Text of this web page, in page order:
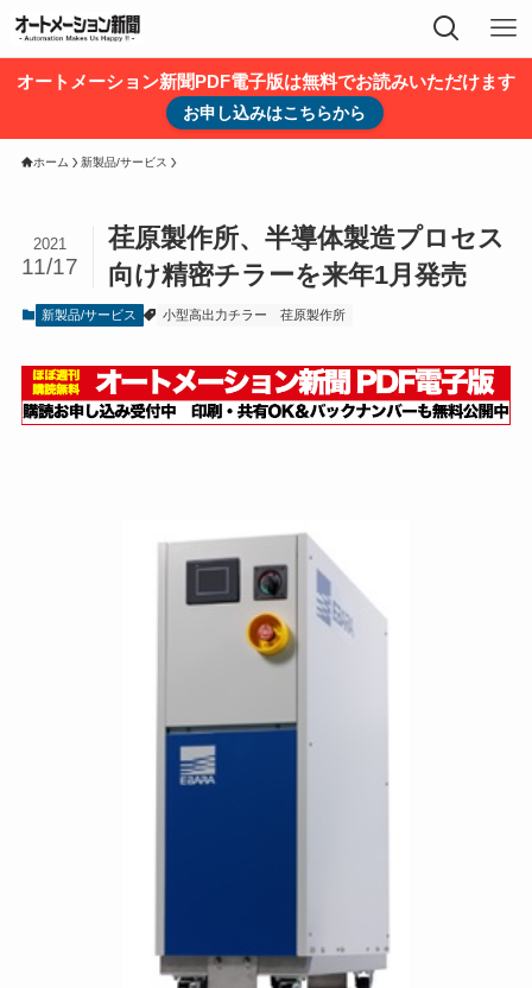
オートメーション新聞PDF電子版は無料でお読みいただけます
お申し込みはこちらから
ホーム 新製品/サービス
荏原製作所、半導体製造プロセス
向け精密チラーを来年1月発売
2021
11/17
新製品/サービス 小型高出力チラー 荏原製作所